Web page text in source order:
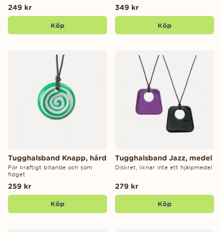
249 kr
Köp
349 kr
Köp
Tugghalsband Knapp, hård
För kraftigt bitande och som
fidget
259 kr
Köp
Tugghalsband Jazz, medel
Diskret, liknar inte ett hjälpmedel.
279 kr
Köp